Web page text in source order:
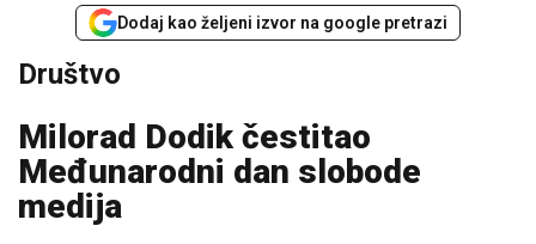
Dodaj kao željeni izvor na google pretrazi
Društvo
Milorad Dodik čestitao
Međunarodni dan slobode
medija